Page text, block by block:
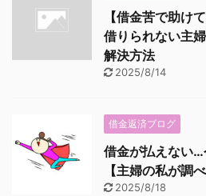
【借金苦で助け
借りられない主
解決方法
2025/8/14
借金返済ブログ
借金が払えない…
【主婦の私が調
2025/8/18